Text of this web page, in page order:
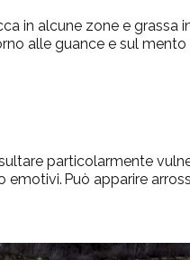
in alcune zone e grassa
alle guance e sul mento
particolarmente
emotivi. Può apparire